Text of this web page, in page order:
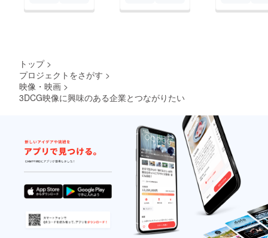
トップ >
プロジェクトをさがす >
映像・映画 >
3DCG映像に興味のある企業とつながりたい